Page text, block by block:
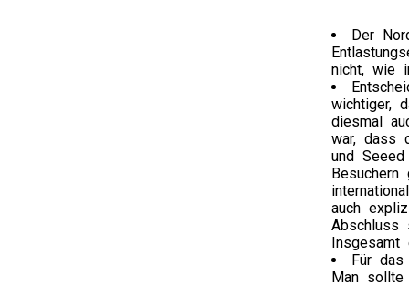
Der
nicht, wie
wichtiger,
diesmal
war, dass
und
auch
Abschluss
Insgesamt
Für das
Man